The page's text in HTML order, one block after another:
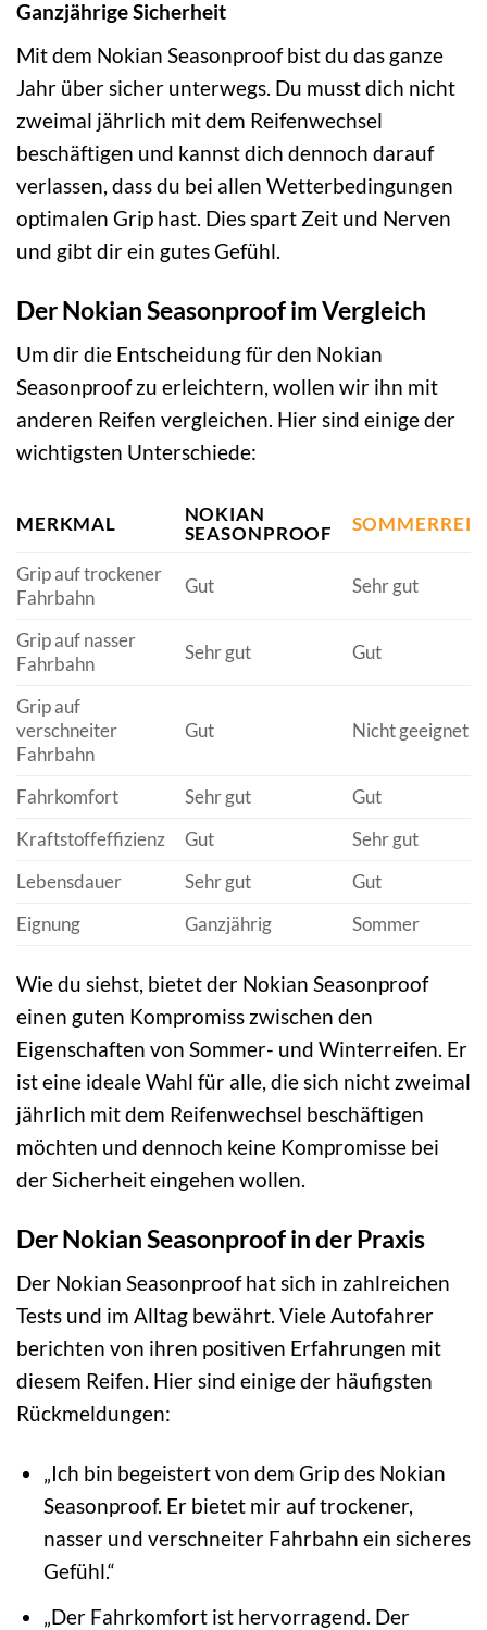
Ganzjährige Sicherheit
Mit dem Nokian Seasonproof bist du das ganze
Jahr über sicher unterwegs. Du musst dich nicht
zweimal jährlich mit dem Reifenwechsel
beschäftigen und kannst dich dennoch darauf
verlassen, dass du bei allen Wetterbedingungen
optimalen Grip hast. Dies spart Zeit und Nerven
und gibt dir ein gutes Gefühl.
Der Nokian Seasonproof im Vergleich
Um dir die Entscheidung für den Nokian
Seasonproof zu erleichtern, wollen wir ihn mit
anderen Reifen vergleichen. Hier sind einige der
wichtigsten Unterschiede:
MERKMAL
NOKIAN
SEASONPROOF
Grip auf trockener
Fahrbahn
Gut Sehr gut
Grip auf nasser
Fahrbahn
Sehr gut Gut
Grip auf
verschneiter
Fahrbahn
Gut Nicht geeignet
Fahrkomfort Sehr gut
Gut
Kraftstoffeffizienz
Gut
Sehr gut
Lebensdauer
Sehr gut
Gut
Eignung
Ganzjährig Sommer
Wie du siehst, bietet der Nokian Seasonproof
einen guten Kompromiss zwischen den
Eigenschaften von Sommer- und Winterreifen. Er
ist eine ideale Wahl für alle, die sich nicht zweimal
jährlich mit dem Reifenwechsel beschäftigen
möchten und dennoch keine Kompromisse bei
der Sicherheit eingehen wollen.
Der Nokian Seasonproof in der Praxis
Der Nokian Seasonproof hat sich in zahlreichen
Tests und im Alltag bewährt. Viele Autofahrer
berichten von ihren positiven Erfahrungen mit
diesem Reifen. Hier sind einige der häufigsten
Rückmeldungen:
„Ich bin begeistert von dem Grip des Nokian
Seasonproof. Er bietet mir auf trockener,
nasser und verschneiter Fahrbahn ein sicheres
Gefühl.“
„Der Fahrkomfort ist hervorragend. Der